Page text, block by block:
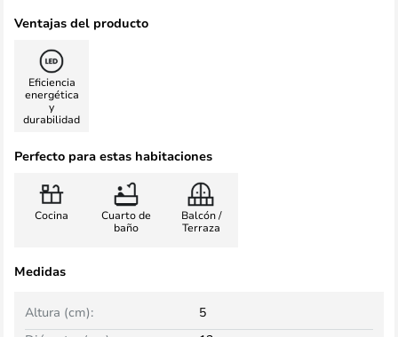
Ventajas del producto
Eficiencia
energética
y
durabilidad
Perfecto para estas habitaciones
Cocina
Cuarto de
baño
Balcón /
Terraza
Medidas
Altura (cm):
5